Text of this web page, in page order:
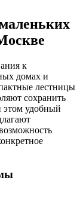
к
домах и
лестницы
сохранить
этом удобный